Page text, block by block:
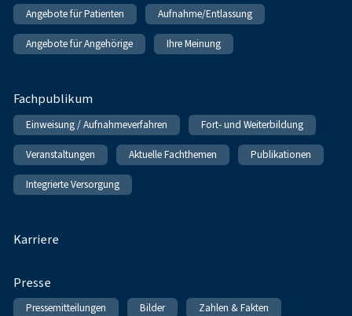
Angebote für Patienten Aufnahme/Entlassung
Angebote für Angehörige Ihre Meinung
Fachpublikum
Einweisung / Aufnahmeverfahren Fort- und Weiterbildung
Veranstaltungen Aktuelle Fachthemen Publikationen
Integrierte Versorgung
Karriere
Presse
Pressemitteilungen Bilder Zahlen & Fakten